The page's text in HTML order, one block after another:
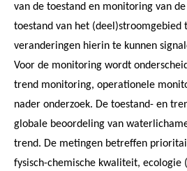
van de toestand en monitoring van
toestand van het (deel)stroomgebied
veranderingen hierin te kunnen
Voor de monitoring wordt
trend monitoring, operationele
nader onderzoek. De toestand- en
globale beoordeling van
trend. De metingen betreffen
fysisch-chemische kwaliteit, ecologie